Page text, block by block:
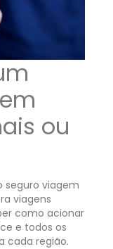
ou
seguro viagem
viagens
como acionar
e todos os
cada região.